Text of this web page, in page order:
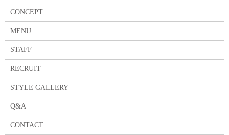
CONCEPT
MENU
STAFF
RECRUIT
STYLE GALLERY
Q&A
CONTACT